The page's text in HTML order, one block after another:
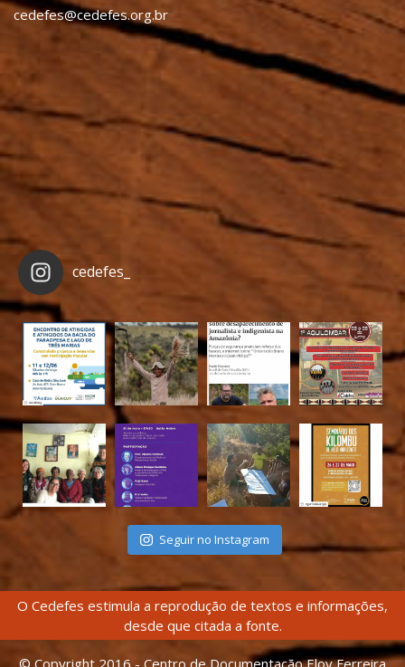
cedefes@cedefes.org.br
cedefes_
Seguir no Instagram
O Cedefes estimula a reprodução de textos e informações,
desde que citada a fonte.
© Copyright 2016 - Centro de Documentação Eloy Ferreira